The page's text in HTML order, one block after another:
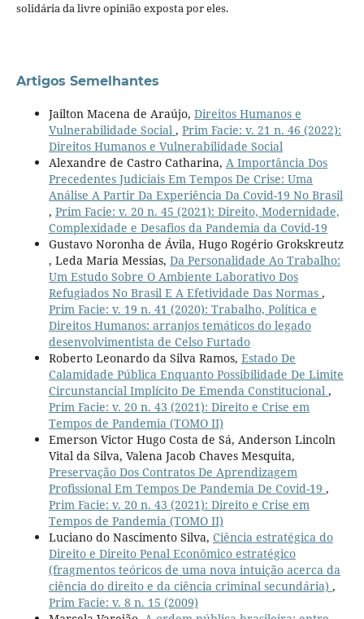
solidária da livre opinião exposta por eles.
Artigos Semelhantes
Jailton Macena de Araújo, Direitos Humanos e
Vulnerabilidade Social , Prim Facie: v. 21 n. 46 (2022):
Direitos Humanos e Vulnerabilidade Social
Alexandre de Castro Catharina, A Importância Dos
Precedentes Judiciais Em Tempos De Crise: Uma
Análise A Partir Da Experiência Da Covid-19 No Brasil
, Prim Facie: v. 20 n. 45 (2021): Direito, Modernidade,
Complexidade e Desafios da Pandemia da Covid-19
Gustavo Noronha de Ávila, Hugo Rogério Grokskreutz
, Leda Maria Messias, Da Personalidade Ao Trabalho:
Um Estudo Sobre O Ambiente Laborativo Dos
Refugiados No Brasil E A Efetividade Das Normas ,
Prim Facie: v. 19 n. 41 (2020): Trabalho, Política e
Direitos Humanos: arranjos temáticos do legado
desenvolvimentista de Celso Furtado
Roberto Leonardo da Silva Ramos, Estado De
Calamidade Pública Enquanto Possibilidade De Limite
Circunstancial Implícito De Emenda Constitucional ,
Prim Facie: v. 20 n. 43 (2021): Direito e Crise em
Tempos de Pandemia (TOMO II)
Emerson Victor Hugo Costa de Sá, Anderson Lincoln
Vital da Silva, Valena Jacob Chaves Mesquita,
Preservação Dos Contratos De Aprendizagem
Profissional Em Tempos De Pandemia De Covid-19 ,
Prim Facie: v. 20 n. 43 (2021): Direito e Crise em
Tempos de Pandemia (TOMO II)
Luciano do Nascimento Silva, Ciência estratégica do
Direito e Direito Penal Econômico estratégico
(fragmentos teóricos de uma nova intuição acerca da
ciência do direito e da ciência criminal secundária) ,
Prim Facie: v. 8 n. 15 (2009)